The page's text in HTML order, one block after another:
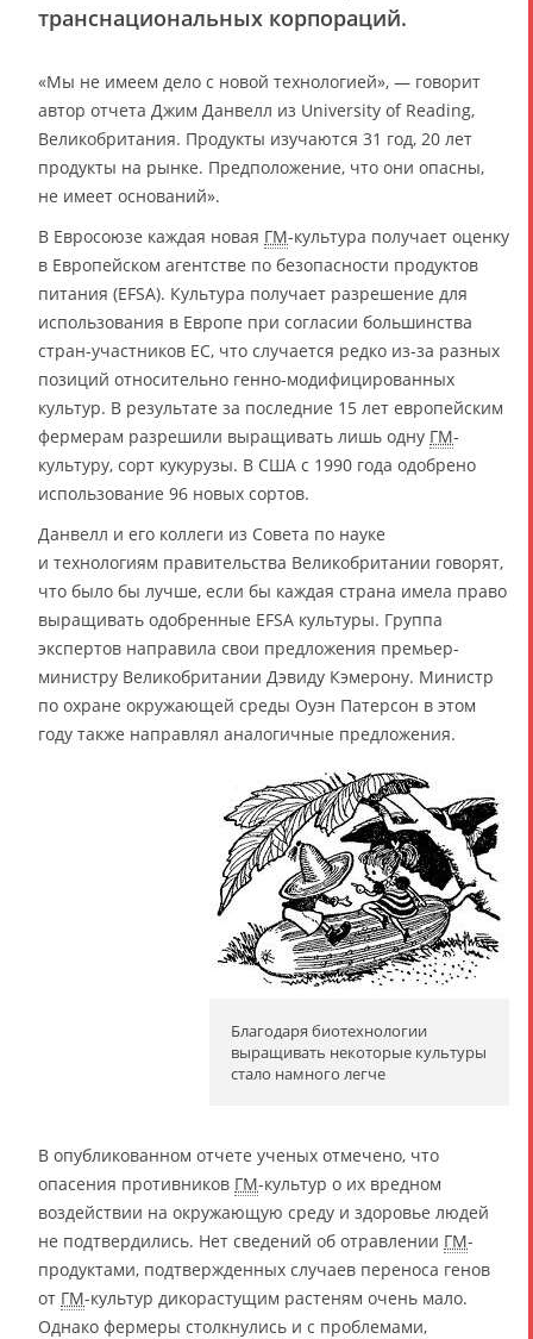
транснациональных корпораций.
«Мы не имеем дело с новой технологией», — говорит
автор отчета Джим Данвелл из University of Reading,
Великобритания. Продукты изучаются 31 год, 20 лет
продукты на рынке. Предположение, что они опасны,
не имеет оснований».
В Евросоюзе каждая новая ГМ-культура получает оценку
в Европейском агентстве по безопасности продуктов
питания (EFSA). Культура получает разрешение для
использования в Европе при согласии большинства
стран-участников ЕС, что случается редко из-за разных
позиций относительно генно-модифицированных
культур. В результате за последние 15 лет европейским
фермерам разрешили выращивать лишь одну ГМ-
культуру, сорт кукурузы. В США с 1990 года одобрено
использование 96 новых сортов.
Данвелл и его коллеги из Совета по науке
и технологиям правительства Великобритании говорят,
что было бы лучше, если бы каждая страна имела право
выращивать одобренные EFSA культуры. Группа
экспертов направила свои предложения премьер-
министру Великобритании Дэвиду Кэмерону. Министр
по охране окружающей среды Оуэн Патерсон в этом
году также направлял аналогичные предложения.
Благодаря биотехнологии
выращивать некоторые культуры
стало намного легче
В опубликованном отчете ученых отмечено, что
опасения противников ГМ-культур о их вредном
воздействии на окружающую среду и здоровье людей
не подтвердились. Нет сведений об отравлении ГМ-
продуктами, подтвержденных случаев переноса генов
от ГМ-культур дикорастущим растеням очень мало.
Однако фермеры столкнулись и с проблемами,